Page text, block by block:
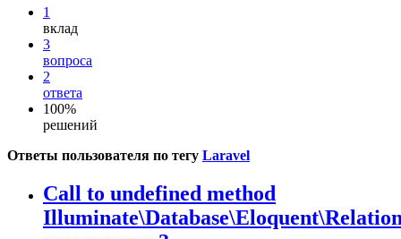
1
вклад
3
вопроса
2
ответа
100%
решений
Ответы пользователя по тегу Laravel
Call to undefined method